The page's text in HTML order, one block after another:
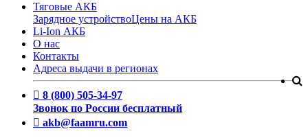
Тяговые АКБ
Зарядное устройствоЦены на АКБ
Li-Ion АКБ
О нас
Контакты
Адреса выдачи в регионах
8 (800) 505-34-97
Звонок по России бесплатный
akb@faamru.com